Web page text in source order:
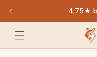
Inhalt
4,75★